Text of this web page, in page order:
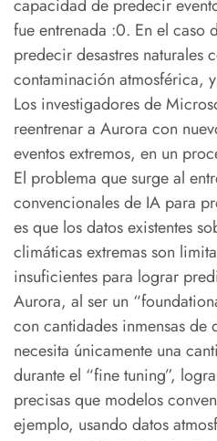
capacidad de predecir
fue entrenada :0. En el caso
predecir desastres naturales
contaminación atmosférica,
Los investigadores de
reentrenar a Aurora con
eventos extremos, en un
El problema que surge al
convencionales de IA para
es que los datos existentes
climáticas extremas son
insuficientes para lograr
Aurora, al ser un
con cantidades inmensas de
necesita únicamente una
durante el “fine tuning”,
precisas que modelos
ejemplo, usando datos